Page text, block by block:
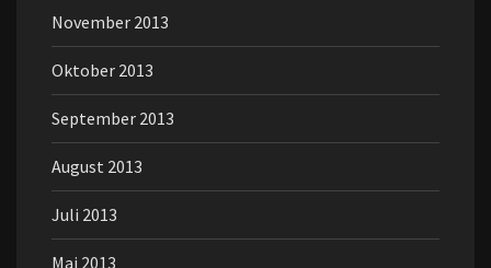
November 2013
Oktober 2013
September 2013
August 2013
Juli 2013
Mai 2013